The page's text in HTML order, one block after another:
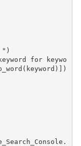
" )
for
keywo
( keyword )])